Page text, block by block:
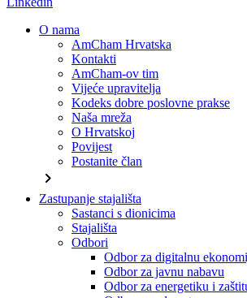
O nama
AmCham Hrvatska
Kontakti
AmCham-ov tim
Vijeće upravitelja
Kodeks dobre poslovne prakse
Naša mreža
O Hrvatskoj
Povijest
Postanite član
chevron_right
Zastupanje stajališta
Sastanci s dionicima
Stajališta
Odbori
Odbor za digitalnu
Odbor za javnu nabavu
Odbor za energetiku i